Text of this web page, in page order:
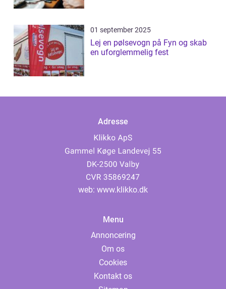
01 september 2025
Lej en pølsevogn på Fyn og skab
en uforglemmelig fest
Adresse
web: www.klikko.dk
Menu
Annoncering
Om os
Cookies
Kontakt os